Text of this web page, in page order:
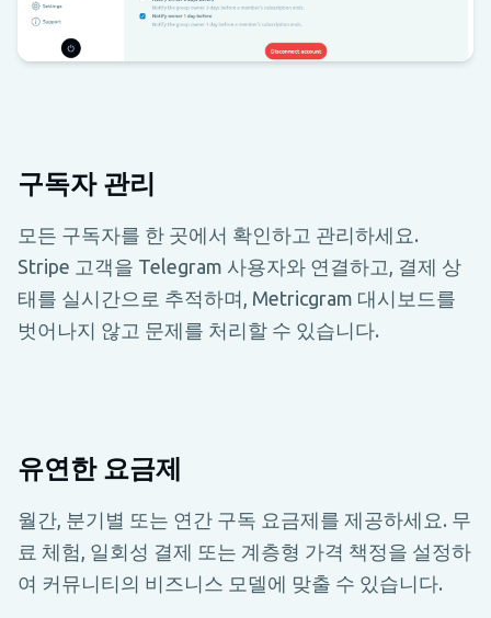
구독자 관리
모든 구독자를 한 곳에서 확인하고 관리하세요.
Stripe 고객을 Telegram 사용자와 연결하고, 결제 상
태를 실시간으로 추적하며, Metricgram 대시보드를
벗어나지 않고 문제를 처리할 수 있습니다.
유연한 요금제
월간, 분기별 또는 연간 구독 요금제를 제공하세요. 무
료 체험, 일회성 결제 또는 계층형 가격 책정을 설정하
여 커뮤니티의 비즈니스 모델에 맞출 수 있습니다.